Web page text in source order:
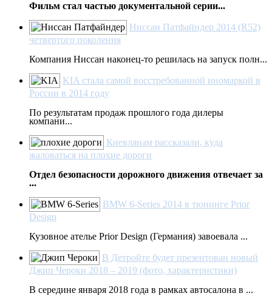
Фильм стал частью документальной серии...
Ниссан Патфайндер 2014 (R52)
четвертого поколения
Компания Ниссан наконец-то решилась на запуск полн...
KIA стала самой восстребованной иномаркой в
России в 2014 году
По результатам продаж прошлого года дилеры
компани...
Киевлянам рассказали, куда
жаловаться на плохие дороги
Отдел безопасности дорожного движения отвечает за
...
BMW 6-Series 2014 в тюнинге Prior
Design
Кузовное ателье Prior Design (Германия) завоевала ...
В Детройте будет презентован новый
Джип Чероки 2018 – 2019 (фото, характеристики)
В середине января 2018 года в рамках автосалона в ...